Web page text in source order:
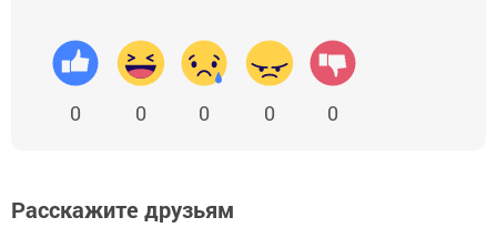
0 0 0 0 0
Расскажите друзьям